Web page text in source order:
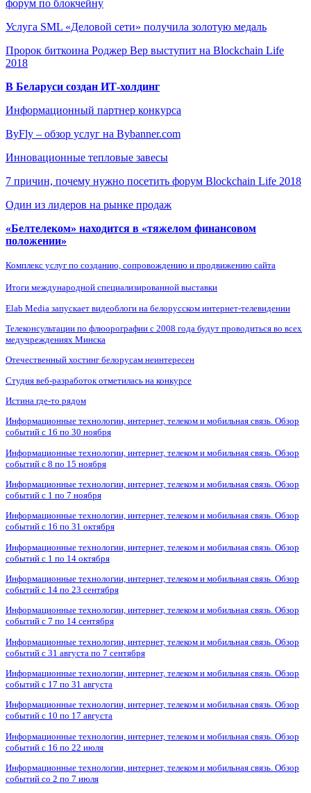
форум по блокчейну
Услуга SML «Деловой сети» получила золотую медаль
Пророк биткоина Роджер Вер выступит на Blockchain Life
2018
В Беларуси создан ИТ-холдинг
Информационный партнер конкурса
ByFly – обзор услуг на Bybanner.com
Инновационные тепловые завесы
7 причин, почему нужно посетить форум Blockchain Life 2018
Один из лидеров на рынке продаж
«Белтелеком» находится в «тяжелом финансовом
положении»
Комплекс услуг по созданию, сопровождению и продвижению сайта
Итоги международной специализированной выставки
Elab Media запускает видеоблоги на белорусском интернет-телевидении
Телеконсультации по флюорографии с 2008 года будут проводиться во всех
медучреждениях Минска
Отечественный хостинг белорусам неинтересен
Студия веб-разработок отметилась на конкурсе
Истина где-то рядом
Информационные технологии, интернет, телеком и мобильная связь. Обзор
событий с 16 по 30 ноября
Информационные технологии, интернет, телеком и мобильная связь. Обзор
событий с 8 по 15 ноября
Информационные технологии, интернет, телеком и мобильная связь. Обзор
событий с 1 по 7 ноября
Информационные технологии, интернет, телеком и мобильная связь. Обзор
событий с 16 по 31 октября
Информационные технологии, интернет, телеком и мобильная связь. Обзор
событий с 1 по 14 октября
Информационные технологии, интернет, телеком и мобильная связь. Обзор
событий с 14 по 23 сентября
Информационные технологии, интернет, телеком и мобильная связь. Обзор
событий с 7 по 14 сентября
Информационные технологии, интернет, телеком и мобильная связь. Обзор
событий с 31 августа по 7 сентября
Информационные технологии, интернет, телеком и мобильная связь. Обзор
событий с 17 по 31 августа
Информационные технологии, интернет, телеком и мобильная связь. Обзор
событий с 10 по 17 августа
Информационные технологии, интернет, телеком и мобильная связь. Обзор
событий с 16 по 22 июля
Информационные технологии, интернет, телеком и мобильная связь. Обзор
событий со 2 по 7 июля